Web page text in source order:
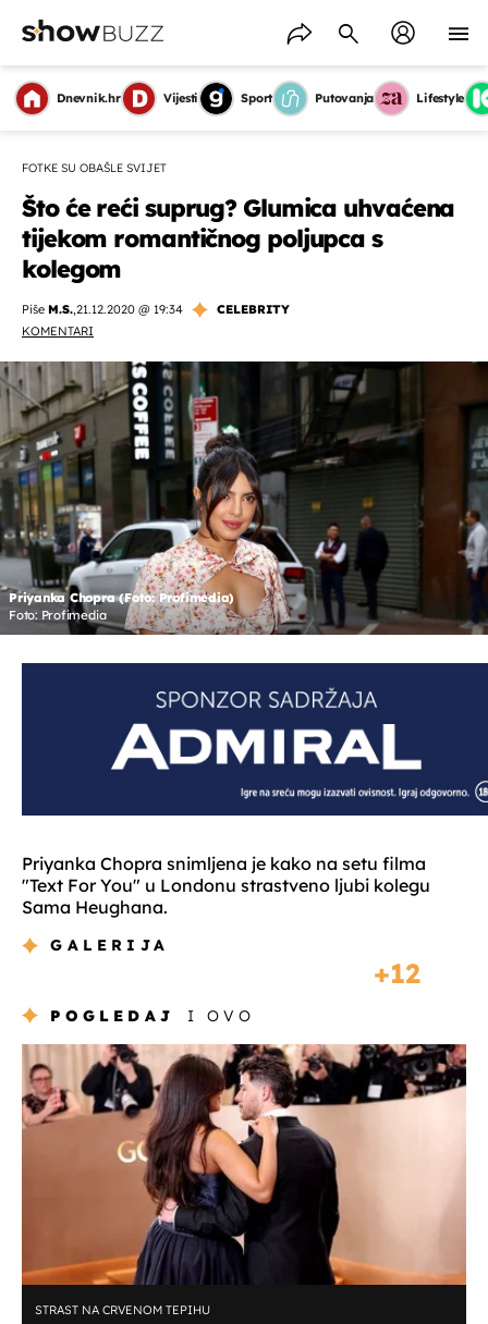
Dnevnik.hr Vijesti Sport Putovanja Lifestyle
FOTKE SU OBAŠLE SVIJET
Što će reći suprug? Glumica uhvaćena
tijekom romantičnog poljupca s
kolegom
Piše M.S.,21.12.2020 @ 19:34
CELEBRITY
KOMENTARI
Priyanka Chopra (Foto: Profimedia)
Foto: Profimedia
Priyanka Chopra snimljena je kako na setu filma
"Text For You" u Londonu strastveno ljubi kolegu
Sama Heughana.
GALERIJA
12
POGLEDAJ I OVO
STRAST NA CRVENOM TEPIHU
OMOGUĆI OBAVIJESTI